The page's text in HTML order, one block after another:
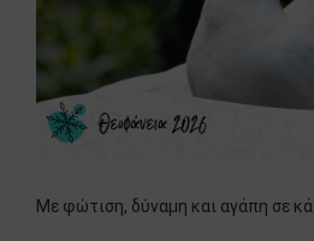
Με φώτιση, δύναμη και αγάπη σε